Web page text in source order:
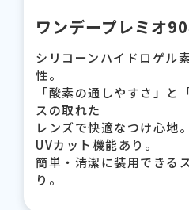
ワンデープレミオ
シリコーンハイドロゲル
性。
「酸素の通しやすさ」と
スの取れた
レンズで快適なつけ心地。
UVカット機能あり。
簡単・清潔に装用できる
り。